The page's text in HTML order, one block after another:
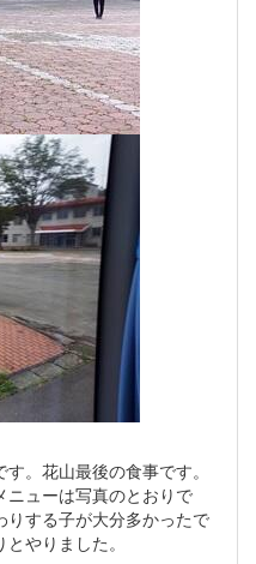
。花山最後の食事です。
ニューは写真のとおりで
する子が大分多かったで
やりました。